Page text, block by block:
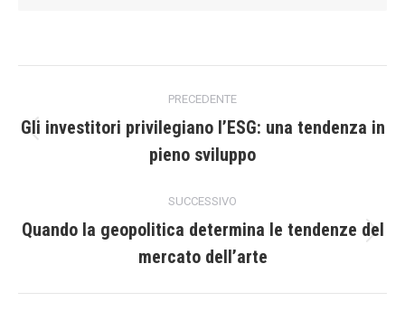
tra
PRECEDENTE
precedente:
Gli investitori privilegiano l’ESG: una tendenza in
pieno sviluppo
SUCCESSIVO
post:
Quando la geopolitica determina le tendenze del
mercato dell’arte